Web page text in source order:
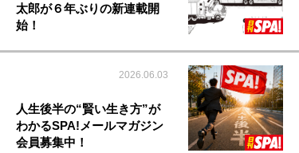
太郎が６年ぶりの新連載開
始！
2026.06.03
人生後半の“賢い生き方”が
わかるSPA!メールマガジン
会員募集中！